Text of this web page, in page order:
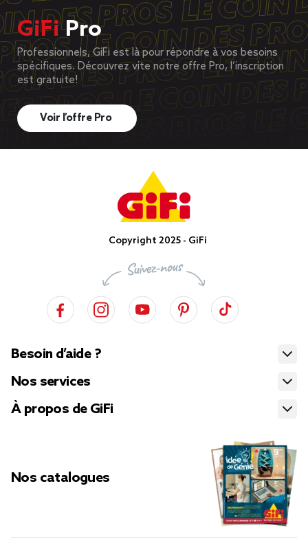
GiFiPro
Professionnels, GiFi est là pour répondre à vos besoins
spécifiques. Découvrez vite notre offre Pro, l’inscription
est gratuite!
Voir l’offre Pro
Copyright 2025 - GiFi
Besoin d’aide ?
Nos services
À propos de GiFi
Nos catalogues